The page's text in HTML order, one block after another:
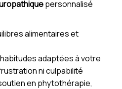
personnalisé
alimentaires et
adaptées à votre
ni culpabilité
en phytothérapie,